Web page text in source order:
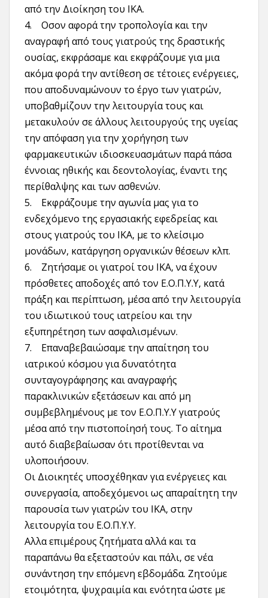
από την Διοίκηση του ΙΚΑ.
4. Οσον αφορά την τροπολογία και την
αναγραφή από τους γιατρούς της δραστικής
ουσίας, εκφράσαμε και εκφράζουμε για μια
ακόμα φορά την αντίθεση σε τέτοιες ενέργειες,
που αποδυναμώνουν το έργο των γιατρών,
υποβαθμίζουν την λειτουργία τους και
μετακυλούν σε άλλους λειτουργούς της υγείας
την απόφαση για την χορήγηση των
φαρμακευτικών ιδιοσκευασμάτων παρά πάσα
έννοιας ηθικής και δεοντολογίας, έναντι της
περίθαλψης και των ασθενών.
5. Εκφράζουμε την αγωνία μας για το
ενδεχόμενο της εργασιακής εφεδρείας και
στους γιατρούς του ΙΚΑ, με το κλείσιμο
μονάδων, κατάργηση οργανικών θέσεων κλπ.
6. Ζητήσαμε οι γιατροί του ΙΚΑ, να έχουν
πρόσθετες αποδοχές από τον Ε.Ο.Π.Υ.Υ, κατά
πράξη και περίπτωση, μέσα από την λειτουργία
του ιδιωτικού τους ιατρείου και την
εξυπηρέτηση των ασφαλισμένων.
7. Επαναβεβαιώσαμε την απαίτηση του
ιατρικού κόσμου για δυνατότητα
συνταγογράφησης και αναγραφής
παρακλινικών εξετάσεων και από μη
συμβεβλημένους με τον Ε.Ο.Π.Υ.Υ γιατρούς
μέσα από την πιστοποίησή τους. Το αίτημα
αυτό διαβεβαίωσαν ότι προτίθενται να
υλοποιήσουν.
Οι Διοικητές υποσχέθηκαν για ενέργειες και
συνεργασία, αποδεχόμενοι ως απαραίτητη την
παρουσία των γιατρών του ΙΚΑ, στην
λειτουργία του Ε.Ο.Π.Υ.Υ.
Αλλα επιμέρους ζητήματα αλλά και τα
παραπάνω θα εξεταστούν και πάλι, σε νέα
συνάντηση την επόμενη εβδομάδα. Ζητούμε
ετοιμότητα, ψυχραιμία και ενότητα ώστε με